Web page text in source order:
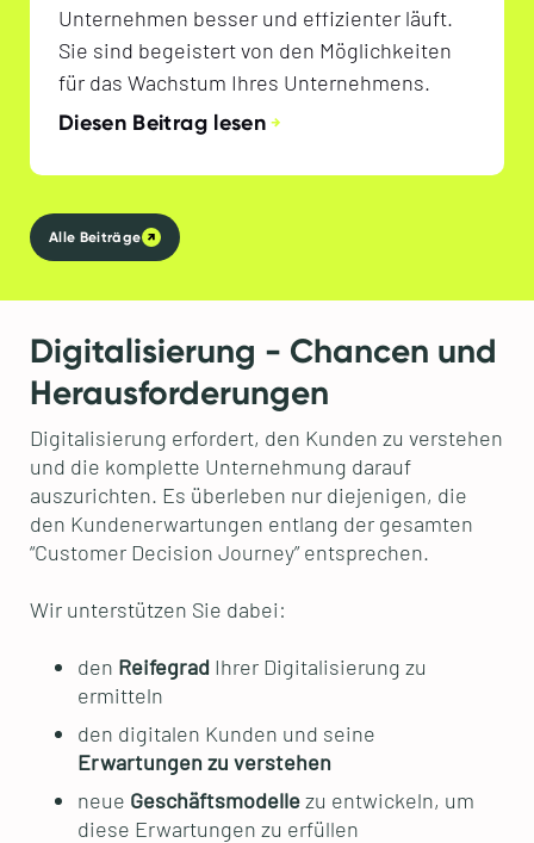
Unternehmen besser und effizienter läuft.
Sie sind begeistert von den Möglichkeiten
für das Wachstum Ihres Unternehmens.
Diesen Beitrag lesen
Alle Beiträge
Digitalisierung - Chancen und
Herausforderungen
Digitalisierung erfordert, den Kunden zu verstehen
und die komplette Unternehmung darauf
auszurichten. Es überleben nur diejenigen, die
den Kundenerwartungen entlang der gesamten
“Customer Decision Journey” entsprechen.
Wir unterstützen Sie dabei:
den ReifegradIhrer Digitalisierung zu
ermitteln
den digitalen Kunden und seine
Erwartungen zu verstehen
neue Geschäftsmodellezu entwickeln, um
diese Erwartungen zu erfüllen